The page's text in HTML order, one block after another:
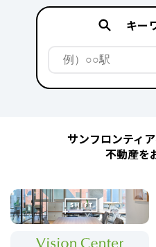
キー
サンフロンティ
不動産を